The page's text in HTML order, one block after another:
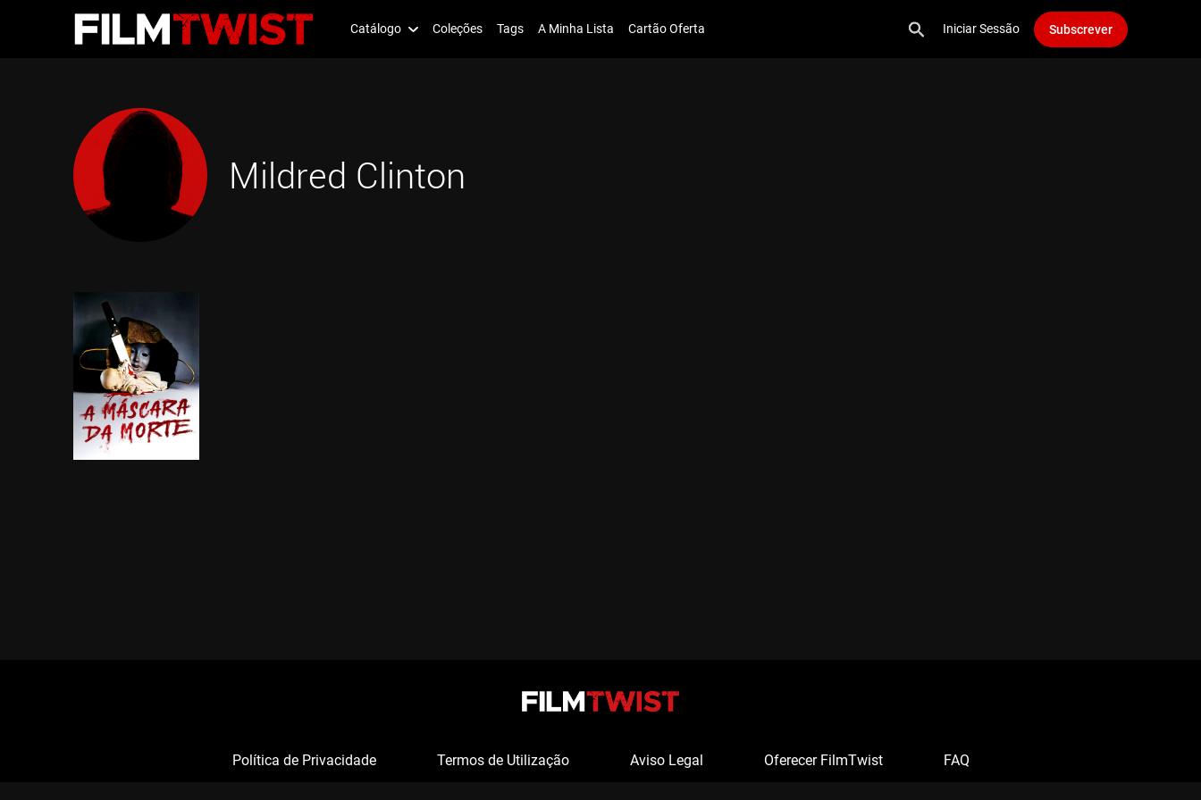
Catálogo Coleções Tags A Minha Lista Cartão Oferta Iniciar Sessão Subscrever
Mildred Clinton
Política de Privacidade Termos de Utilização Aviso Legal Oferecer FilmTwist FAQ